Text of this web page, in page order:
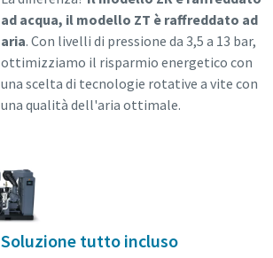
ad acqua, il modello ZT è raffreddato ad
aria. Con livelli di pressione da 3,5 a 13 bar,
ottimizziamo il risparmio energetico con
una scelta di tecnologie rotative a vite con
una qualità dell'aria ottimale.
Soluzione tutto incluso